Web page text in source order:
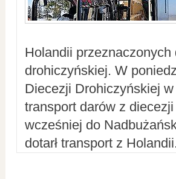
Holandii przeznaczonych
drohiczyńskiej. W
Diecezji Drohiczyńskiej
transport darów z
wcześniej do
dotarł transport z Holandii.